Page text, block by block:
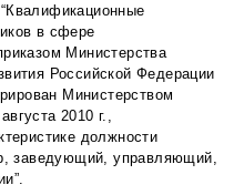
в сфере
Министерства
Российской Федерации
Министерством
2010 г.,
должности
заведующий, управляющий,